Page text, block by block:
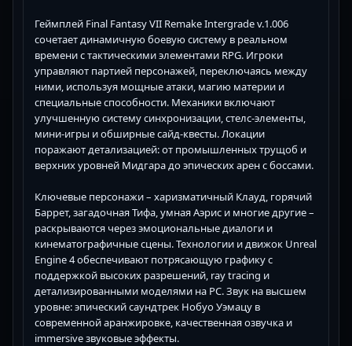
Геймплей Final Fantasy VII Remake Intergrade v.1.006
сочетает динамичную боевую систему в реальном
времени с тактическими элементами RPG. Игроки
управляют партией персонажей, переключаясь между
ними, используя мощные атаки, магию материи и
специальные способности. Механики включают
улучшенную систему синхронизации, стелс-элементы,
мини-игры и обширные сайд-квесты. Локации
поражают детализацией: от промышленных трущоб и
верхних уровней Мидгара до эпических арен с боссами.
Ключевые персонажи – харизматичный Клауд, горячий
Баррет, загадочная Тифа, умная Аэрис и многие другие –
раскрываются через эмоциональные диалоги и
кинематографичные сцены. Технологии и движок Unreal
Engine 4 обеспечивают потрясающую графику с
поддержкой высоких разрешений, ray tracing и
детализированными моделями на PC. Звук на высшем
уровне: эпический саундтрек Нобуо Уэмацу в
современной аранжировке, качественная озвучка и
immersive звуковые эффекты.